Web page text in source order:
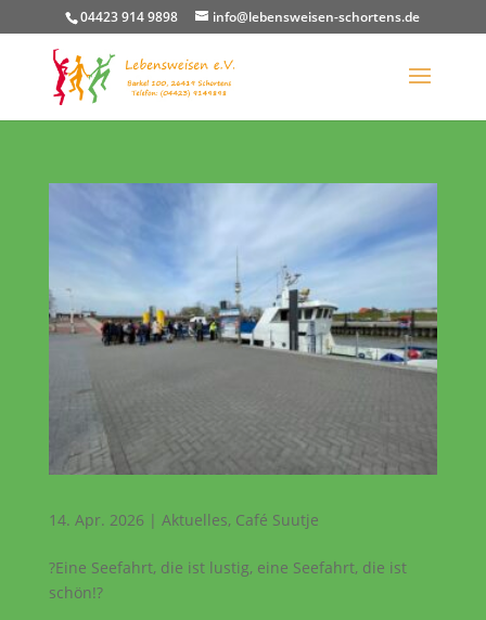
04423 914 9898 info@lebensweisen-schortens.de
14. Apr. 2026 | Aktuelles, Café Suutje
?Eine Seefahrt, die ist lustig, eine Seefahrt, die ist
schön!?